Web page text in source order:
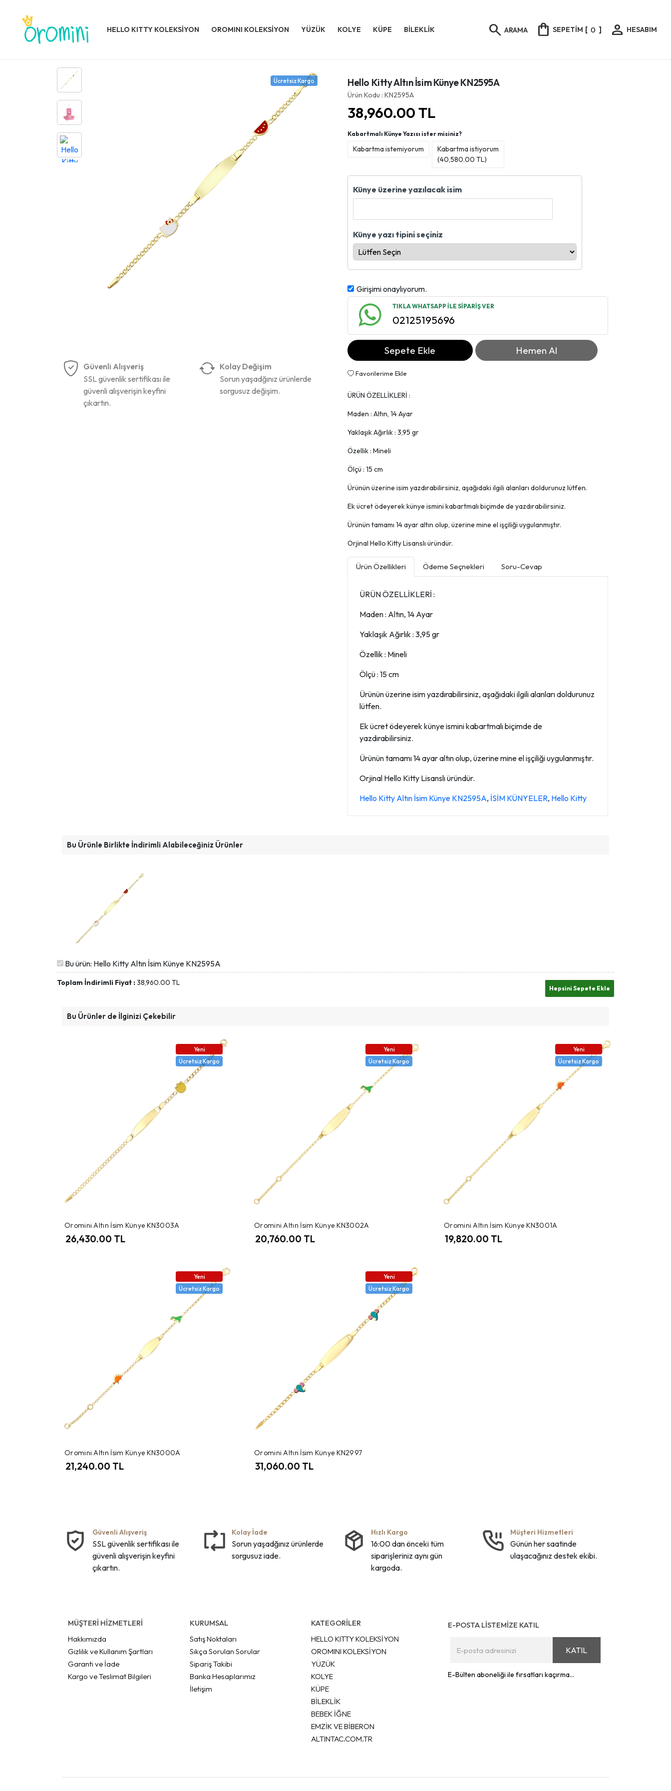
HELLO KITTY KOLEKSİYON OROMINI KOLEKSİYON YÜZÜK KOLYE KÜPE BİLEKLİK search ARAMA shopping_bag SEPETİM [ 0 ] person HESABIM
Ücretsiz Kargo
Güvenli Alışveriş
SSL güvenlik sertifikası ile
güvenli alışverişin keyfini
çıkartın.
Kolay Değişim
Sorun yaşadğınız ürünlerde
sorgusuz değişim.
Hello Kitty Altın İsim Künye KN2595A
Ürün Kodu : KN2595A
38,960.00TL
Kabartmalı Künye Yazısı ister misiniz?
Kabartma istemiyorum
Kabartma istiyorum
(40,580.00 TL)
Künye üzerine yazılacak isim
Künye yazı tipini seçiniz
Girişimi onaylıyorum.
TIKLA WHATSAPP İLE SİPARİŞ VER
02125195696
Sepete Ekle Hemen Al
Favorilerime Ekle
ÜRÜN ÖZELLİKLERİ :
Maden : Altın, 14 Ayar
Yaklaşık Ağırlık : 3,95 gr
Özellik : Mineli
Ölçü : 15 cm
Ürünün üzerine isim yazdırabilirsiniz, aşağıdaki ilgili alanları doldurunuz lütfen.
Ek ücret ödeyerek künye ismini kabartmalı biçimde de yazdırabilirsiniz.
Ürünün tamamı 14 ayar altın olup, üzerine mine el işçiliği uygulanmıştır.
Orjinal Hello Kitty Lisanslı üründür.
Ürün Özellikleri Ödeme Seçnekleri Soru-Cevap
ÜRÜN ÖZELLİKLERİ :
Maden : Altın, 14 Ayar
Yaklaşık Ağırlık : 3,95 gr
Özellik : Mineli
Ölçü : 15 cm
Ürünün üzerine isim yazdırabilirsiniz, aşağıdaki ilgili alanları doldurunuz
lütfen.
Ek ücret ödeyerek künye ismini kabartmalı biçimde de
yazdırabilirsiniz.
Ürünün tamamı 14 ayar altın olup, üzerine mine el işçiliği uygulanmıştır.
Orjinal Hello Kitty Lisanslı üründür.
Hello Kitty Altın İsim Künye KN2595A, İSİM KÜNYELER, Hello Kitty
Bu Ürünle Birlikte İndirimli Alabileceğiniz Ürünler
Bu ürün: Hello Kitty Altın İsim Künye KN2595A
Toplam İndirimli Fiyat :38,960.00 TL
Bu Ürünler de İlginizi Çekebilir
Yeni
Ücretsiz Kargo
Oromini Altın İsim Künye KN3003A
26,430.00 TL
Yeni
Ücretsiz Kargo
Oromini Altın İsim Künye KN3002A
20,760.00 TL
Yeni
Ücretsiz Kargo
Oromini Altın İsim Künye KN3001A
19,820.00 TL
Yeni
Ücretsiz Kargo
Oromini Altın İsim Künye KN3000A
21,240.00 TL
Yeni
Ücretsiz Kargo
Oromini Altın İsim Künye KN2997
31,060.00 TL
Güvenli Alışveriş
SSL güvenlik sertifikası ile
güvenli alışverişin keyfini
çıkartın.
Kolay İade
Sorun yaşadğınız ürünlerde
sorgusuz iade.
Hızlı Kargo
16:00 dan önceki tüm
siparişleriniz aynı gün
kargoda.
Müşteri Hizmetleri
Günün her saatinde
ulaşacağınız destek ekibi.
MÜŞTERİ HİZMETLERİ
Hakkımızda
Gizlilik ve Kullanım Şartları
Garanti ve İade
Kargo ve Teslimat Bilgileri
KURUMSAL
Satış Noktaları
Sıkça Sorulan Sorular
Sipariş Takibi
Banka Hesaplarımız
İletişim
KATEGORİLER
HELLO KITTY KOLEKSİYON
OROMINI KOLEKSİYON
YÜZÜK
KOLYE
KÜPE
BİLEKLİK
BEBEK İĞNE
EMZİK VE BİBERON
ALTINTAC.COM.TR
E-POSTA LİSTEMİZE KATIL
KATIL
E-Bülten aboneliği ile fırsatları kaçırma...